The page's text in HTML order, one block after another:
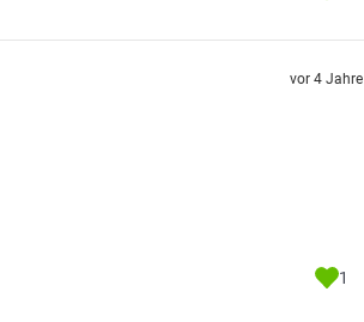
vor 4 Jahre
1